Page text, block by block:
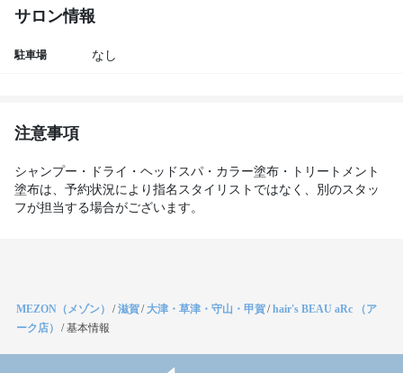
サロン情報
駐車場 なし
注意事項
シャンプー・ドライ・ヘッドスパ・カラー塗布・トリートメント
塗布は、予約状況により指名スタイリストではなく、別のスタッ
フが担当する場合がございます。
MEZON（メゾン） /滋賀/大津・草津・守山・甲賀/hair's BEAU aRc （ア
ーク店）
/基本情報